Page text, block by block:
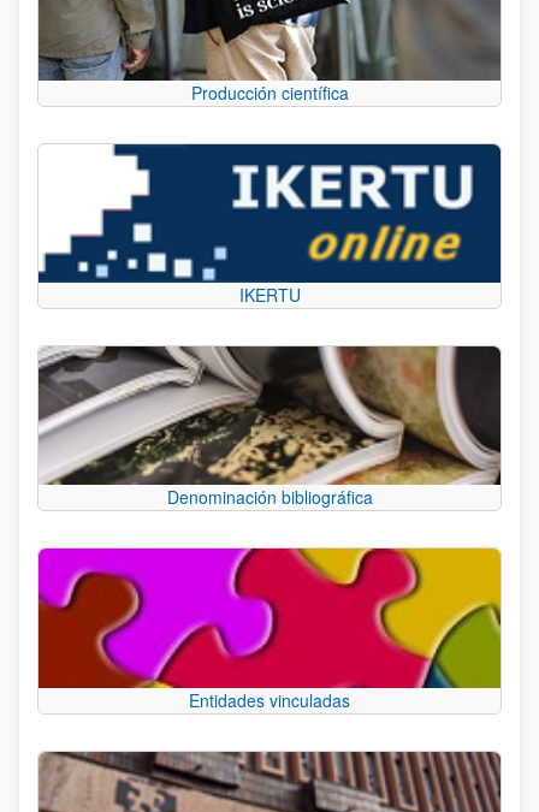
Producción científica
IKERTU
Denominación bibliográfica
Entidades vinculadas